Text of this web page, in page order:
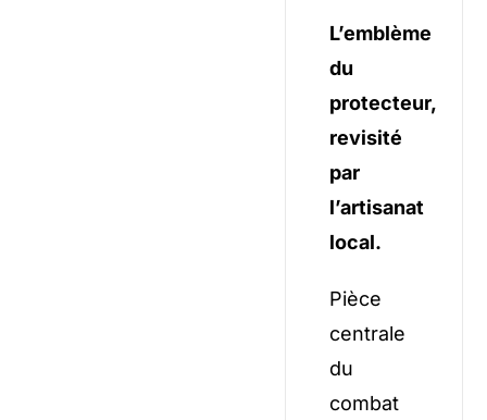
L’emblème
du
protecteur,
revisité
par
l’artisanat
local.
Pièce
centrale
du
combat